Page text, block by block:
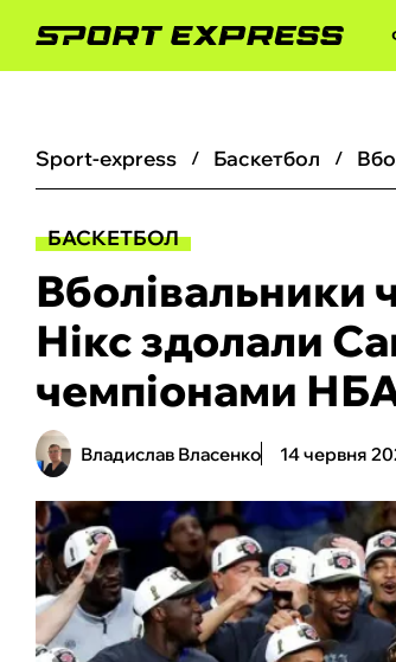
sport-express баскетбол
БАСКЕТБОЛ
Нікс здолали
чемпіонами
Владислав Власенко 14 червня